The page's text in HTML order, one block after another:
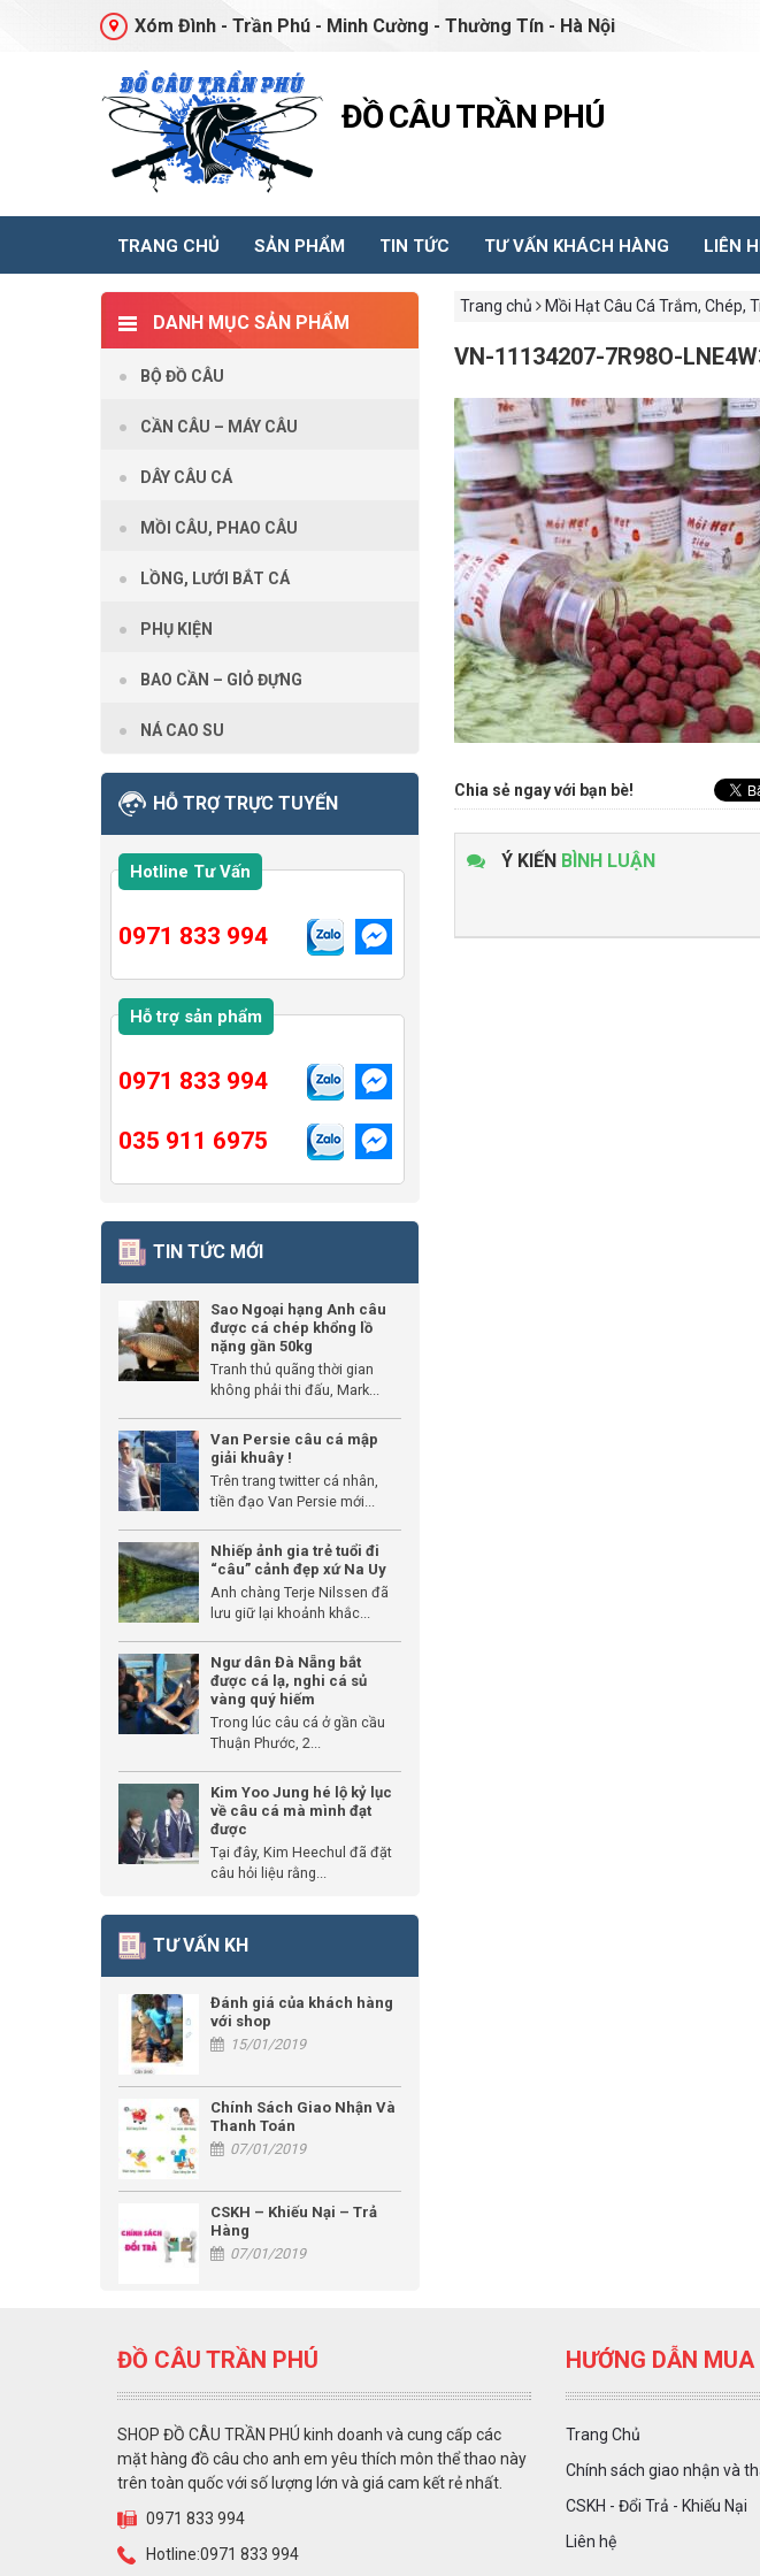
Xóm Đình - Trần Phú - Minh Cường - Thường Tín - Hà Nội
ĐỒ CÂU TRẦN PHÚ
TRANG CHỦ SẢN PHẨM TIN TỨC TƯ VẤN KHÁCH HÀNG LIÊN
Trang chủ Mồi Hạt Câu Cá Trắm, Chép,
VN-11134207-7R98O-
Chia sẻ ngay với bạn bè!
Ý KIẾN BÌNH LUẬN
DANH MỤC SẢN PHẨM
BỘ ĐỒ CÂU
CẦN CÂU – MÁY CÂU
DÂY CÂU CÁ
MỒI CÂU, PHAO CÂU
LỒNG, LƯỚI BẮT CÁ
PHỤ KIỆN
BAO CẦN – GIỎ ĐỰNG
NÁ CAO SU
HỖ TRỢ TRỰC TUYẾN
Hotline Tư Vấn
0971 833 994
Hỗ trợ sản phẩm
0971 833 994
035 911 6975
TIN TỨC MỚI
Sao Ngoại hạng Anh câu
được cá chép khổng lồ
nặng gần 50kg
Tranh thủ quãng thời gian
không phải thi đấu, Mark...
Van Persie câu cá mập
giải khuây !
Trên trang twitter cá nhân,
tiền đạo Van Persie mới...
Nhiếp ảnh gia trẻ tuổi đi
“câu” cảnh đẹp xứ Na Uy
Anh chàng Terje Nilssen đã
lưu giữ lại khoảnh khắc...
Ngư dân Đà Nẵng bắt
được cá lạ, nghi cá sủ
vàng quý hiếm
Trong lúc câu cá ở gần cầu
Thuận Phước, 2...
Kim Yoo Jung hé lộ kỷ lục
về câu cá mà mình đạt
được
Tại đây, Kim Heechul đã đặt
câu hỏi liệu rằng...
TƯ VẤN KH
Đánh giá của khách hàng
với shop
15/01/2019
Chính Sách Giao Nhận Và
Thanh Toán
07/01/2019
CSKH – Khiếu Nại – Trả
Hàng
07/01/2019
ĐỒ CÂU TRẦN PHÚ
SHOP ĐỒ CÂU TRẦN PHÚ kinh doanh và cung cấp các
mặt hàng đồ câu cho anh em yêu thích môn thể thao này
trên toàn quốc với số lượng lớn và giá cam kết rẻ nhất.
0971 833 994
Hotline:0971 833 994
HƯỚNG DẪN
Trang Chủ
Chính sách giao nhận và
CSKH - Đổi Trả - Khiếu Nại
Liên hệ